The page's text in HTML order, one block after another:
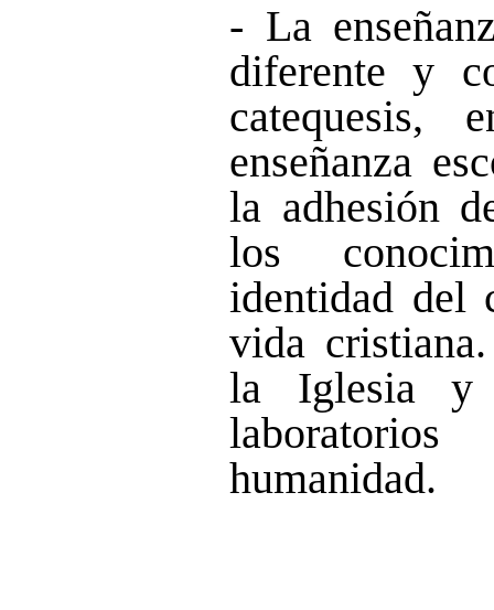
- La
diferente y
catequesis,
enseñanza
la adhesión
los
identidad del
vida
la Iglesia y
humanidad.